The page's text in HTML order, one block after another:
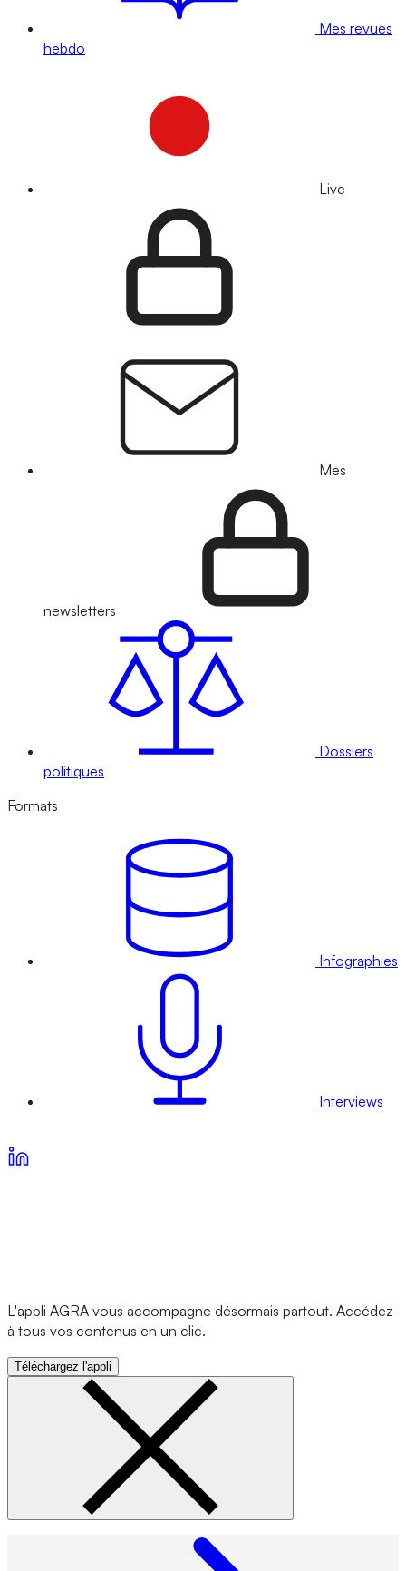
Mes revues
hebdo
Live
Mes
newsletters
Dossiers
politiques
Formats
Infographies
Interviews
L'appli AGRA vous accompagne désormais partout. Accédez
à tous vos contenus en un clic.
Téléchargez l'appli